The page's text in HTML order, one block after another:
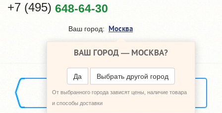
+7 (495) 648-64-30
Ваш город: Москва
ВАШ ГОРОД — МОСКВА?
Да Выбрать другой город
От выбранного города зависят цены, наличие товара
и способы доставки
Назад в раздел